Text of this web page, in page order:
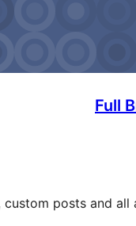
Full
posts and all